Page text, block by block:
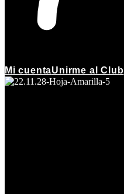
Mi cuentaUnirme al Club